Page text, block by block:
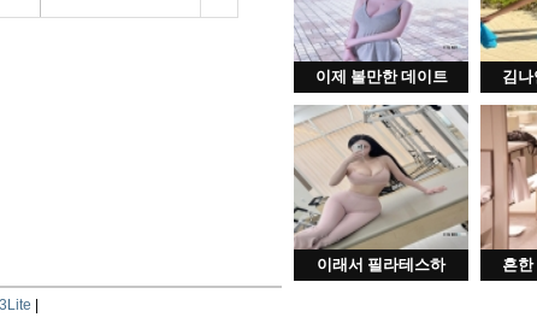
이제 볼만한 데이트 김나
이래서 필라테스하 흔한